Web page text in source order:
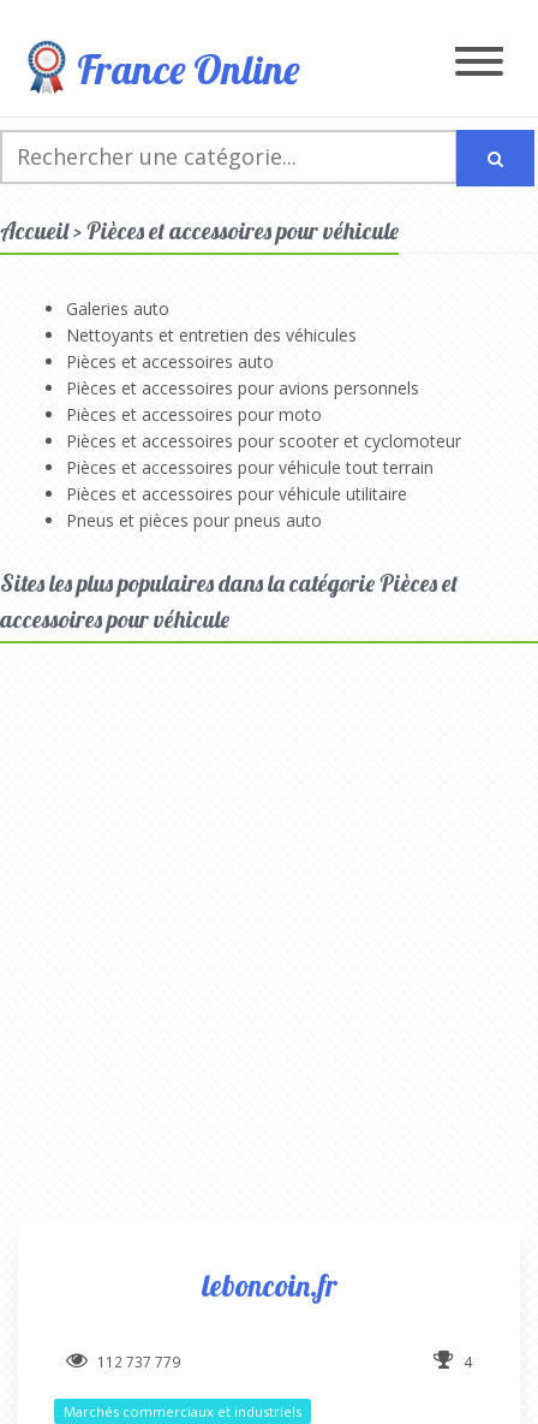
France Online
Accueil > Pièces et accessoires pour véhicule
Galeries auto
Nettoyants et entretien des véhicules
Pièces et accessoires auto
Pièces et accessoires pour avions personnels
Pièces et accessoires pour moto
Pièces et accessoires pour scooter et cyclomoteur
Pièces et accessoires pour véhicule tout terrain
Pièces et accessoires pour véhicule utilitaire
Pneus et pièces pour pneus auto
Sites les plus populaires dans la catégorie Pièces et
accessoires pour véhicule
leboncoin.fr
112 737 779 4
Marchés commerciaux et industriels